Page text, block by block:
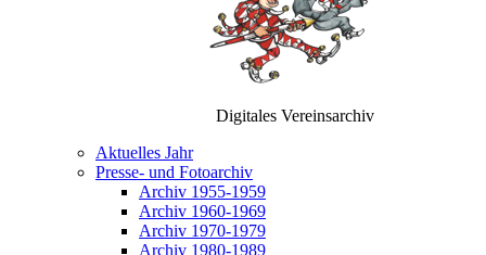
Digitales Vereinsarchiv
Aktuelles Jahr
Presse- und Fotoarchiv
Archiv 1955-1959
Archiv 1960-1969
Archiv 1970-1979
Archiv 1980-1989